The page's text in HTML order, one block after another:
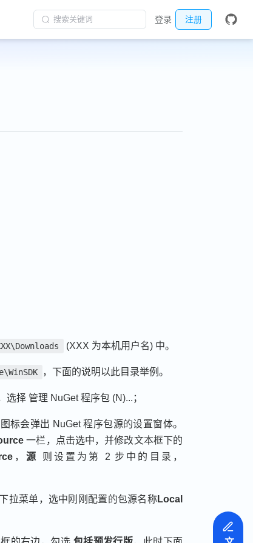
搜索关键词 登录 注册
(XXX 为本机用户名) 中。
，下面的说明以此目录举例。
选择 管理 NuGet 程序包 (N)...；
标会弹出 NuGet 程序包源的设置窗体。
一栏，点击选中，并修改文本框下的
，源
则设置为第 2 步中的目录，
拉菜单，选中刚刚配置的包源名称Local